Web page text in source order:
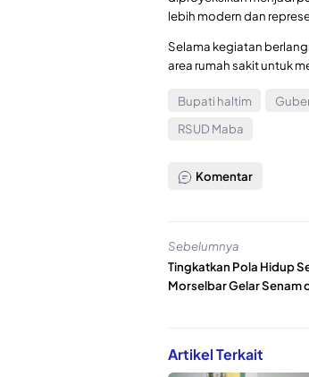
lebih modern dan
Selama kegiatan
area rumah sakit untuk
Bupati haltim
RSUD Maba
Komentar
Sebelumnya
Tingkatkan Pola Hidup
Morselbar Gelar Senam
Artikel Terkait